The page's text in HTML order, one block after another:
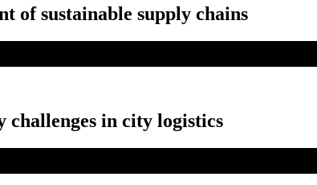
of sustainable supply chains
in city logistics